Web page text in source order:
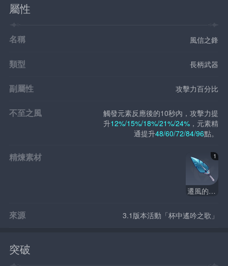
屬性
名稱 風信之鋒
類型 長柄武器
副屬性 攻擊力百分比
不至之風
觸發元素反應後的10秒內，攻擊力提
升12%/15%/18%/21%/24% ，元素精
通提升48/60/72/84/96點。
精煉素材 1
遷風的蒼翎
來源 3.1版本活動「杯中遙吟之歌」
突破